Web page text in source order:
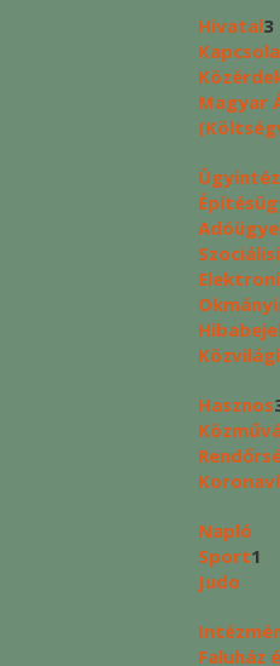
Hivatal3
Magyar
Hasznos
Napló
Sport1
Judo
Faluház